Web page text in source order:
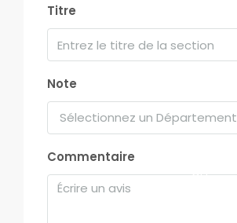
Titre
Note
Sélectionnez un Département
Commentaire
80